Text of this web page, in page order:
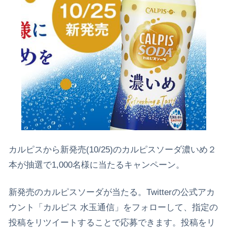
カルピスから新発売(10/25)のカルピスソーダ濃いめ２
本が抽選で1,000名様に当たるキャンペーン。
新発売のカルピスソーダが当たる。Twitterの公式アカ
ウント「カルピス 水玉通信」をフォローして、指定の
投稿をリツイートすることで応募できます。投稿をリ